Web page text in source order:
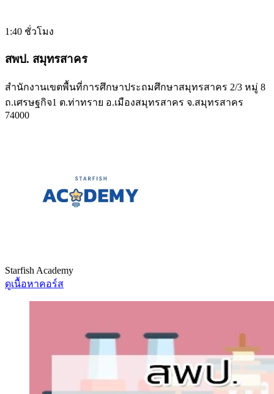
1:40 ชั่วโมง
สพป. สมุทรสาคร
สำนักงานเขตพื้นที่การศึกษาประถมศึกษาสมุทรสาคร 2/3 หมู่ 8
ถ.เศรษฐกิจ1 ต.ท่าทราย อ.เมืองสมุทรสาคร จ.สมุทรสาคร
74000
Starfish Academy
ดูเนื้อหาคอร์ส